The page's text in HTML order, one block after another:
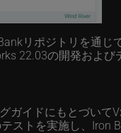
リポジトリを通じ
22.03の開発およ
ガイドにもとづいて
ストを実施し、Iron